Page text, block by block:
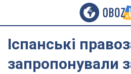
Іспанські
запропонували